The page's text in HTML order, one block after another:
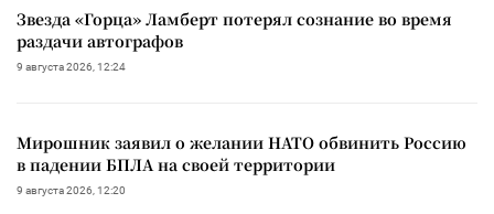
Звезда «Горца» Ламберт потерял сознание во время
раздачи автографов
9 августа 2026, 12:24
Мирошник заявил о желании НАТО обвинить Россию
в падении БПЛА на своей территории
9 августа 2026, 12:20